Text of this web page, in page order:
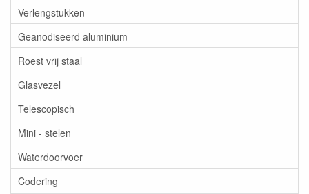
Verlengstukken
Geanodiseerd aluminium
Roest vrij staal
Glasvezel
Telescopisch
Mini - stelen
Waterdoorvoer
Codering